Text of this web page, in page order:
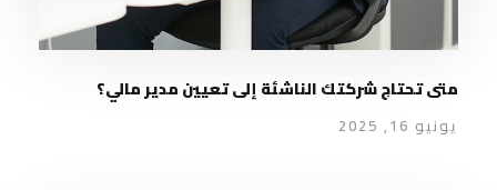
متى تحتاج شركتك الناشئة إلى تعيين مدير مالي؟
يونيو 16, 2025